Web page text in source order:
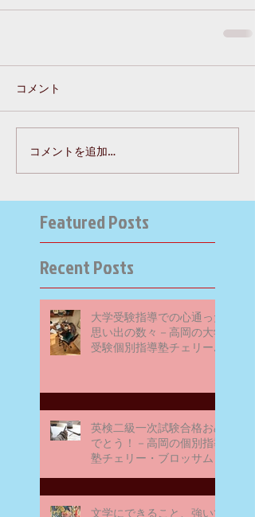
コメント
コメントを追加…
Featured Posts
Recent Posts
大学受験指導での心通った
思い出の数々－高岡の大学
受験個別指導塾チェリー・
英検二級一次試験合格おめ
でとう！－高岡の個別指導
塾チェリー・ブロッサム
文学にできること、強いて